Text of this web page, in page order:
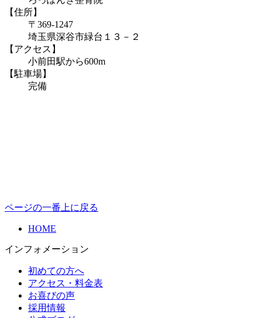
【住所】
〒369-1247
埼玉県深谷市緑台１３－２
【アクセス】
小前田駅から600m
【駐車場】
完備
ページの一番上に戻る
HOME
インフォメーション
初めての方へ
アクセス・料金表
お喜びの声
採用情報